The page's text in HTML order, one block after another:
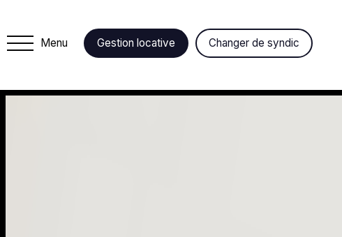
Menu Gestion locative Changer de syndic